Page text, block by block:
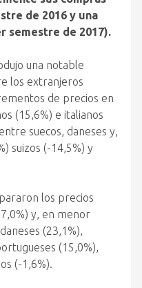
de 2016 y una
semestre de 2017).
una notable
los extranjeros
de precios en
(15,6%) e italianos
suecos, daneses y,
suizos (-14,5%) y
los precios
y, en menor
(23,1%),
(15,0%),
(-1,6%).